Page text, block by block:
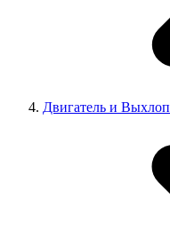
Двигатель и Выхлоп